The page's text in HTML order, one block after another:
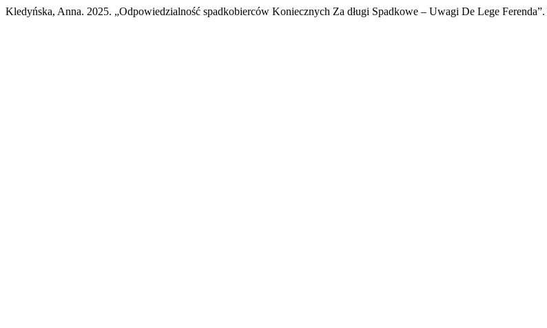
Kledyńska, Anna. 2025. „Odpowiedzialność spadkobierców Koniecznych Za długi Spadkowe – Uwagi De Lege Ferenda”.